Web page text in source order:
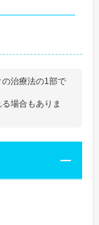
治療法の1部で
場合もありま